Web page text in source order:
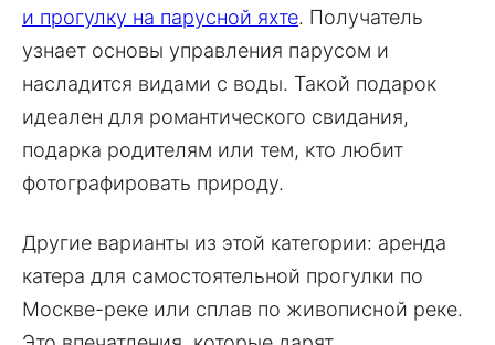
и прогулку на парусной яхте. Получатель
узнает основы управления парусом и
насладится видами с воды. Такой подарок
идеален для романтического свидания,
подарка родителям или тем, кто любит
фотографировать природу.
Другие варианты из этой категории: аренда
катера для самостоятельной прогулки по
Москве-реке или сплав по живописной реке.